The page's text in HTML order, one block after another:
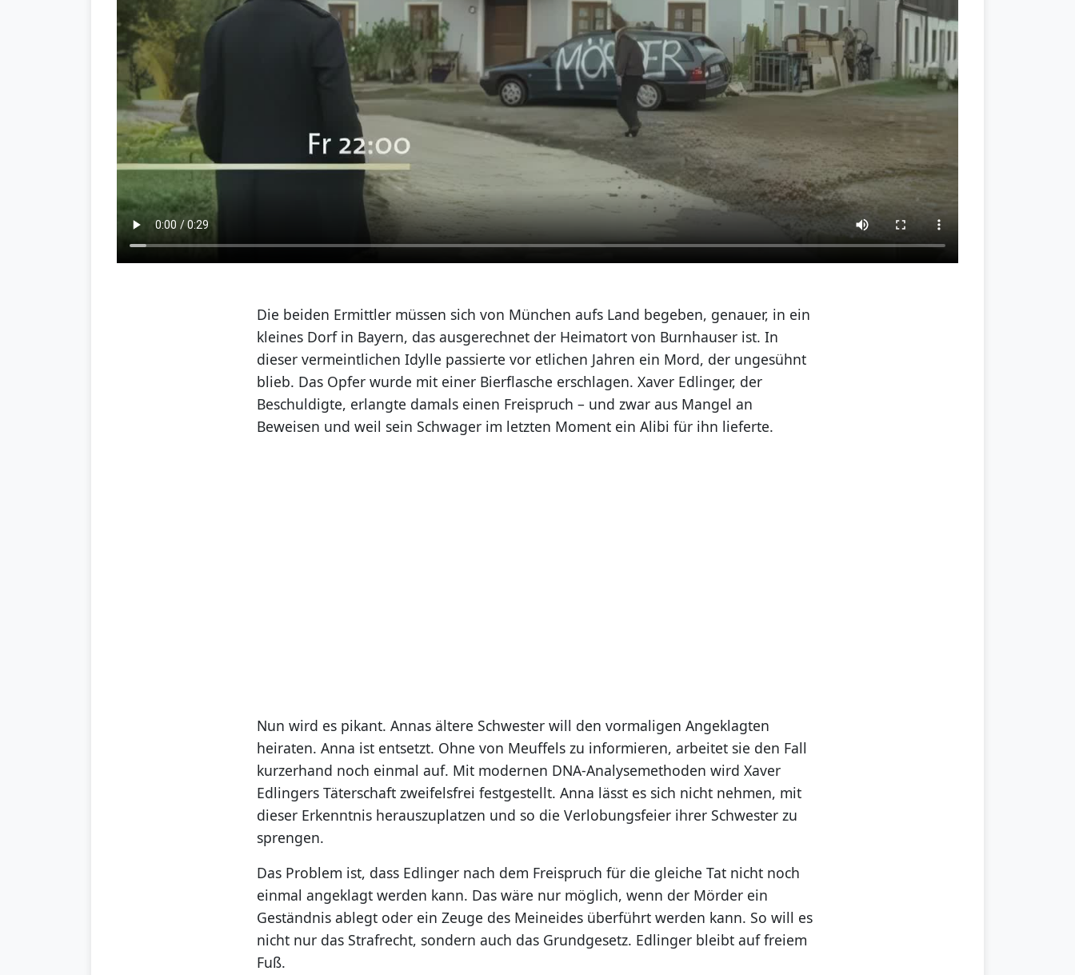
Die beiden Ermittler müssen sich von München aufs Land begeben, genauer, in ein
kleines Dorf in Bayern, das ausgerechnet der Heimatort von Burnhauser ist. In
dieser vermeintlichen Idylle passierte vor etlichen Jahren ein Mord, der ungesühnt
blieb. Das Opfer wurde mit einer Bierflasche erschlagen. Xaver Edlinger, der
Beschuldigte, erlangte damals einen Freispruch – und zwar aus Mangel an
Beweisen und weil sein Schwager im letzten Moment ein Alibi für ihn lieferte.
Nun wird es pikant. Annas ältere Schwester will den vormaligen Angeklagten
heiraten. Anna ist entsetzt. Ohne von Meuffels zu informieren, arbeitet sie den Fall
kurzerhand noch einmal auf. Mit modernen DNA-Analysemethoden wird Xaver
Edlingers Täterschaft zweifelsfrei festgestellt. Anna lässt es sich nicht nehmen, mit
dieser Erkenntnis herauszuplatzen und so die Verlobungsfeier ihrer Schwester zu
sprengen.
Das Problem ist, dass Edlinger nach dem Freispruch für die gleiche Tat nicht noch
einmal angeklagt werden kann. Das wäre nur möglich, wenn der Mörder ein
Geständnis ablegt oder ein Zeuge des Meineides überführt werden kann. So will es
nicht nur das Strafrecht, sondern auch das Grundgesetz. Edlinger bleibt auf freiem
Fuß.